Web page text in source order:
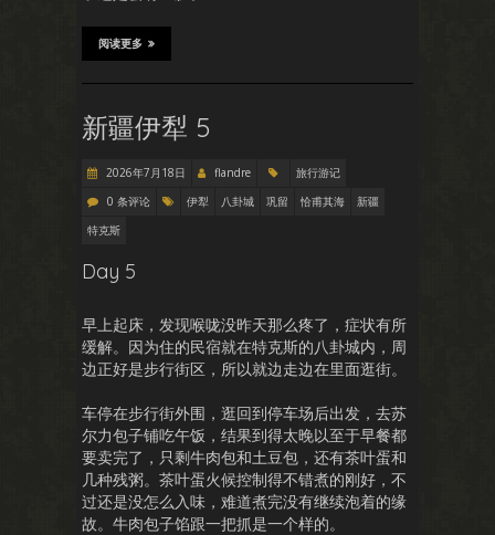
阅读更多
新疆伊犁 5
2026年7月18日 flandre
旅行游记
0 条评论
伊犁 八卦城 巩留 恰甫其海
新疆
特克斯
Day 5
早上起床，发现喉咙没昨天那么疼了，症状有所
缓解。因为住的民宿就在特克斯的八卦城内，周
边正好是步行街区，所以就边走边在里面逛街。
车停在步行街外围，逛回到停车场后出发，去苏
尔力包子铺吃午饭，结果到得太晚以至于早餐都
要卖完了，只剩牛肉包和土豆包，还有茶叶蛋和
几种残粥。茶叶蛋火候控制得不错煮的刚好，不
过还是没怎么入味，难道煮完没有继续泡着的缘
故。牛肉包子馅跟一把抓是一个样的。